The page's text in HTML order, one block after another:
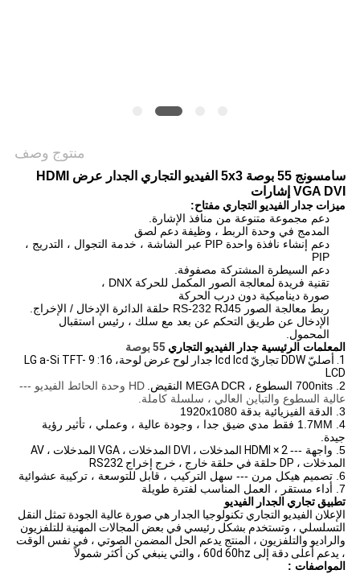
منتوج وصف
سامسونج 55 بوصة 5x3 الفيديو التجاري الجدار عرض HDMI
VGA DVI إشارات
ميزات جدار الفيديو التجاري مفتاح:
دعم مجموعة متنوعة من منافذ الإشارة.
المدمج في وحدة الربط ، وظيفة دعم لصق
دعم إنشاء نافذة واحدة PIP عبر الشاشة ، خدمة التجوال ، التدريج ،
PIP
دعم السيطرة المشتركة مصفوفة.
تقنية فريدة لمعالجة الصور المكمل للحركة DNX ،
صورة ديناميكية دون درب الحركة
ربط معالجة الصور RS-232 RJ45 حلقة الدائرة الإدخال / الإخراج.
الإدخال عن طريق التحكم عن بعد مع سلك ، رئيس استقبال
المحمول.
المعلمات الرئيسية جدار الفيديو التجاري
1. أصليّ DDW تجاريّ lcd lcd جدار لوح عرض لوحة، 16: 9 LG a-Si TFT-
LCD
2. 700nits السطوع ، MEGA DCR النقيض.
HD وحدة الحائط الفيديو ---
عالية السطوع والتباين العالي ، سلسلة كاملة.
3. الدقة الفيزيائية بدقة 1920x1080
4. 1.7MM فقط مدي ضيق جدا ، وجودة عالية ، وعملي ، تأثير رؤية
جيدة.
5. واجهة ---
2 × HDMI المدخلات ، DVI المدخلات ، VGA المدخلات ، AV
المدخلات ، DP حلقة في حلقة خارج ، خرج إخراج RS232
6. تصميم هيكل مرن --- سهل التركيب ، قابل للتوسعة ، تركيبة عشوائية
7. أداء مستقر ، العمل المناسب لفترة طويلة
تطبيق تجاري الجدار الفيديو
الإعلان الفيديو التجاري تكنولوجيا الجدار هي صورة عالية الجودة تمثل النقل
التسلسلي ، وتستخدم بشكل رئيسي في بعض المجالات المهنية للتلفزيون
والراديو والتلفزيون ، المنتج يدعم الحل المضمن الصوتي ، في نفس الوقت
، يدعم أعلى دقة إلى 60d 60hz ، والتي ينبغي كن أكثر شمولاً
المواصفات :